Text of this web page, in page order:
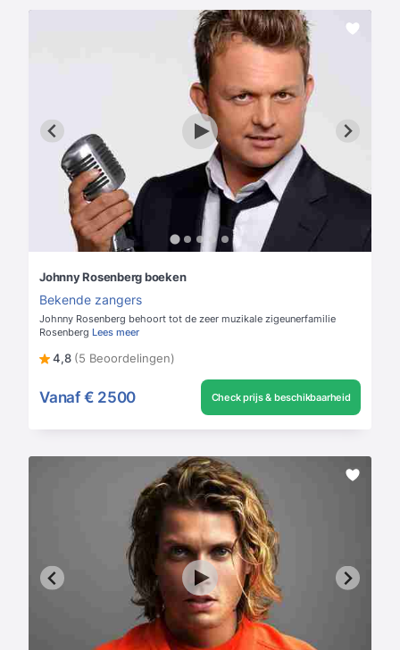
Johnny Rosenberg boeken
Bekende zangers
Johnny Rosenberg behoort tot de zeer muzikale zigeunerfamilie
Rosenberg Lees meer
4,8 (5 Beoordelingen)
Vanaf € 2500 Check prijs & beschikbaarheid